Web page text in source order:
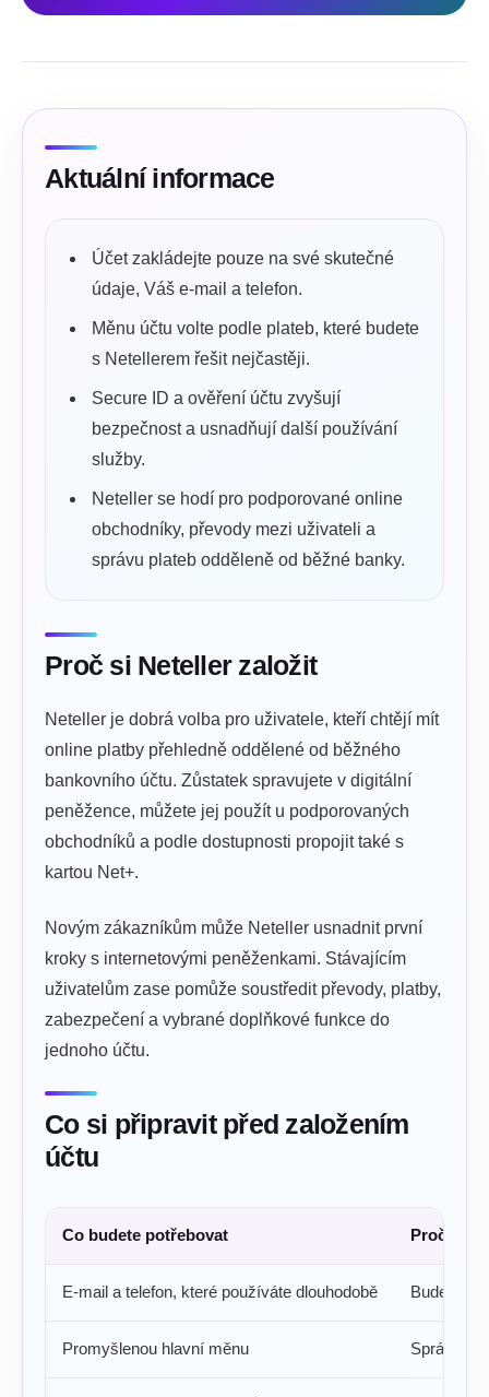
Aktuální informace
Účet zakládejte pouze na své skutečné
údaje, Váš e-mail a telefon.
Měnu účtu volte podle plateb, které budete
s Netellerem řešit nejčastěji.
Secure ID a ověření účtu zvyšují
bezpečnost a usnadňují další používání
služby.
Neteller se hodí pro podporované online
obchodníky, převody mezi uživateli a
správu plateb odděleně od běžné banky.
Proč si Neteller založit
Neteller je dobrá volba pro uživatele, kteří chtějí mít
online platby přehledně oddělené od běžného
bankovního účtu. Zůstatek spravujete v digitální
peněžence, můžete jej použít u podporovaných
obchodníků a podle dostupnosti propojit také s
kartou Net+.
Novým zákazníkům může Neteller usnadnit první
kroky s internetovými peněženkami. Stávajícím
uživatelům zase pomůže soustředit převody, platby,
zabezpečení a vybrané doplňkové funkce do
jednoho účtu.
Co si připravit před založením
účtu
Co budete potřebovat Proč se
E-mail a telefon, které používáte dlouhodobě Budete je
Promyšlenou hlavní měnu Správná